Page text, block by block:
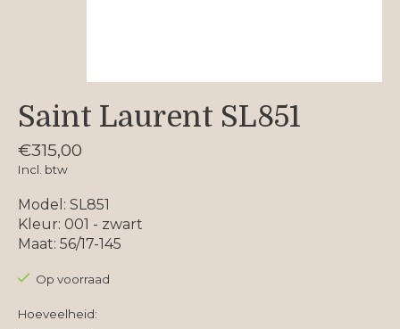
Saint Laurent SL851
€315,00
Incl. btw
Model: SL851
Kleur: 001 - zwart
Maat: 56/17-145
Op voorraad
Hoeveelheid: